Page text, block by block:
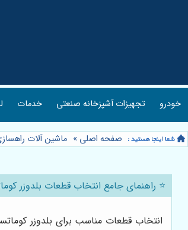
خودرو تجهیزات آشپزخانه صنعتی خدمات
صفحه اصلی » ماشین آلات
⭐️ راهنمای جامع انتخاب قطعات بلدوزر
انتخاب قطعات مناسب برای بلدوزر